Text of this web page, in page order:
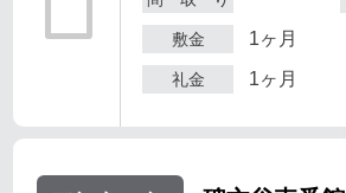
敷金 1ヶ月
礼金 1ヶ月